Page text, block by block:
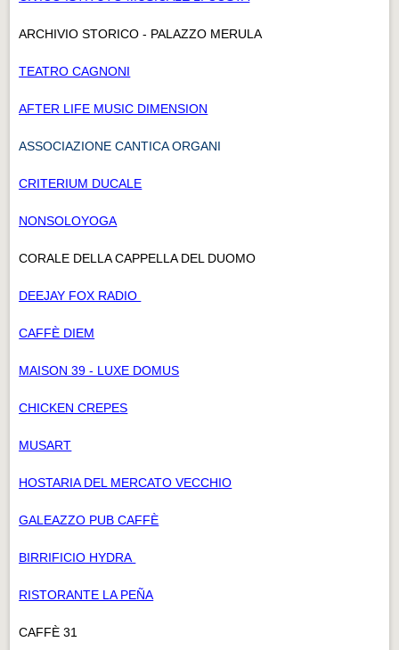
ARCHIVIO STORICO - PALAZZO MERULA
TEATRO CAGNONI
AFTER LIFE MUSIC DIMENSION
ASSOCIAZIONE CANTICA ORGANI
CRITERIUM DUCALE
NONSOLOYOGA
CORALE DELLA CAPPELLA DEL DUOMO
DEEJAY FOX RADIO
CAFFÈ DIEM
MAISON 39 - LUXE DOMUS
CHICKEN CREPES
MUSART
HOSTARIA DEL MERCATO VECCHIO
GALEAZZO PUB CAFFÈ
BIRRIFICIO HYDRA
RISTORANTE LA PEÑA
CAFFÈ 31